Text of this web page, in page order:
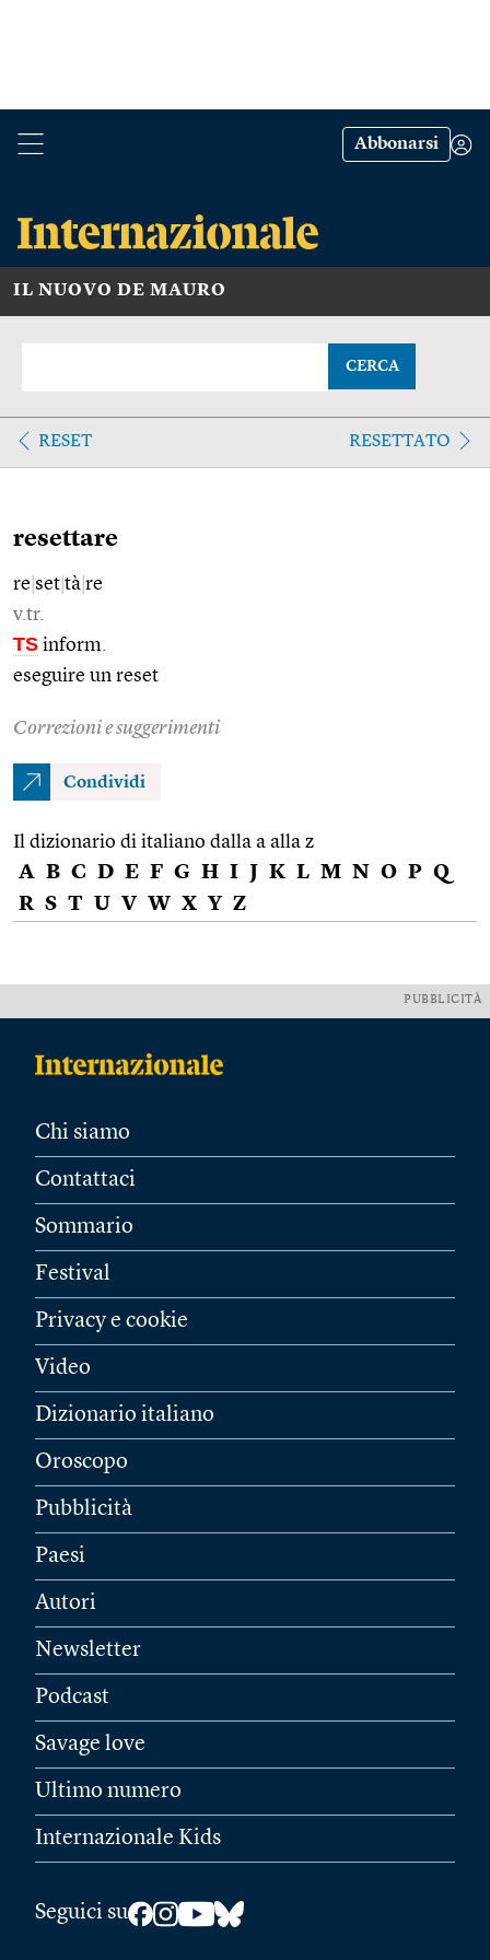
Abbonarsi
IL NUOVO DE MAURO
CERCA
RESET RESETTATO
resettare
re set tà re
v.tr.
TS inform.
eseguire un reset
Correzioni e suggerimenti
Condividi
Il dizionario di italiano dalla a alla z
A B C D E F G H I J K L M N O P Q
R S T U V W X Y Z
PUBBLICITÀ
Chi siamo
Contattaci
Sommario
Festival
Privacy e cookie
Video
Dizionario italiano
Oroscopo
Pubblicità
Paesi
Autori
Newsletter
Podcast
Savage love
Ultimo numero
Internazionale Kids
Seguici su